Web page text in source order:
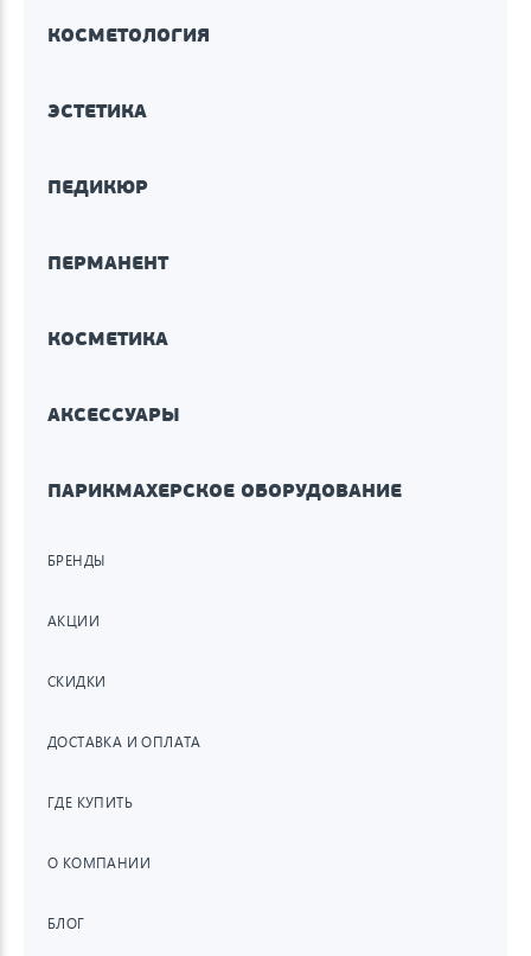
КОСМЕТОЛОГИЯ
ЭСТЕТИКА
ПЕДИКЮР
ПЕРМАНЕНТ
КОСМЕТИКА
АКСЕССУАРЫ
ПАРИКМАХЕРСКОЕ ОБОРУДОВАНИЕ
БРЕНДЫ
АКЦИИ
СКИДКИ
ДОСТАВКА И ОПЛАТА
ГДЕ КУПИТЬ
О КОМПАНИИ
БЛОГ